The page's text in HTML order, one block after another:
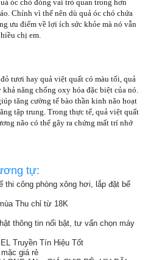
óc chó đóng vai trò quan trong hơn
Chính vì thế nên dù quả óc chó chứa
ưu điểm về lợi ích sức khỏe mà nó vẫn
chị em.
tươi hay quả việt quất có màu tối, quả
năng chống oxy hóa đặc biệt của nó.
tăng cường tế bào thần kinh não hoạt
tập trung. Trong thực tế, quả việt quất
não có thể gây ra chứng mất trí nhớ
tự:
công phòng xông hơi, lắp đặt bể
Thu chỉ từ 18K
thông tin nổi bật, tư vấn chọn máy
Truyền Tín Hiệu Tốt
giá rẻ